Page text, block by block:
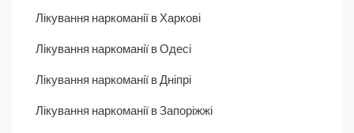
Лікування наркоманії в Харкові
Лікування наркоманії в Одесі
Лікування наркоманії в Дніпрі
Лікування наркоманії в Запоріжжі